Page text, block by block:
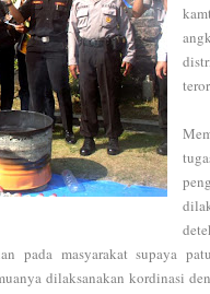
pada masyarakat supaya
dilaksanakan kordinasi